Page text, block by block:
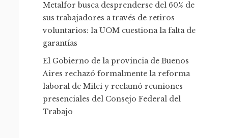
Metalfor busca desprenderse del 60% de
sus trabajadores a través de retiros
voluntarios: la UOM cuestiona la falta de
garantías
El Gobierno de la provincia de Buenos
Aires rechazó formalmente la reforma
laboral de Milei y reclamó reuniones
presenciales del Consejo Federal del
Trabajo